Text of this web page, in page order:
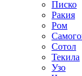
Писко
Ракия
Ром
Сотол
Текила
Узо